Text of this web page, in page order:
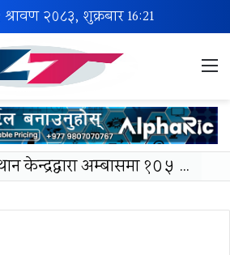
२०८३, शुक्रबार16:21
लोकज्योती उत्थान केन्द्रद्वारा अम्बासमा १०५ विपन्न विद्यार्थीलाई शैक्षिक तथा खेलकुद सामग्री वितरण